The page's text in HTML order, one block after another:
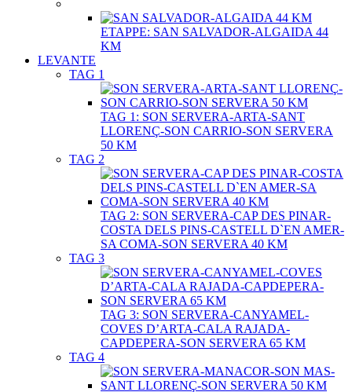
ETAPPE: SAN SALVADOR-ALGAIDA 44
KM
LEVANTE
TAG 1
TAG 1: SON SERVERA-ARTA-SANT
LLORENÇ-SON CARRIO-SON SERVERA
50 KM
TAG 2
TAG 2: SON SERVERA-CAP DES PINAR-
COSTA DELS PINS-CASTELL D`EN AMER-
SA COMA-SON SERVERA 40 KM
TAG 3
TAG 3: SON SERVERA-CANYAMEL-
COVES D’ARTA-CALA RAJADA-
CAPDEPERA-SON SERVERA 65 KM
TAG 4